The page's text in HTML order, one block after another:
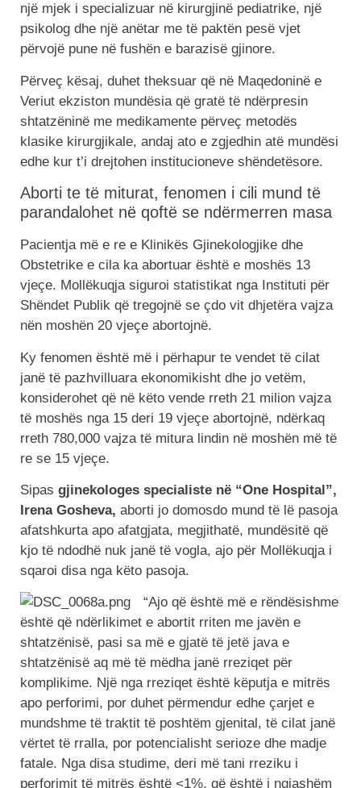
një mjek i specializuar në kirurgjinë pediatrike, një
psikolog dhe një anëtar me të paktën pesë vjet
përvojë pune në fushën e barazisë gjinore.
Përveç kësaj, duhet theksuar që në Maqedoninë e
Veriut ekziston mundësia që gratë të ndërpresin
shtatzëninë me medikamente përveç metodës
klasike kirurgjikale, andaj ato e zgjedhin atë mundësi
edhe kur t’i drejtohen institucioneve shëndetësore.
Aborti te të miturat, fenomen i cili mund të
parandalohet në qoftë se ndërmerren masa
Pacientja më e re e Klinikës Gjinekologjike dhe
Obstetrike e cila ka abortuar është e moshës 13
vjeçe. Mollëkuqja siguroi statistikat nga Instituti për
Shëndet Publik që tregojnë se çdo vit dhjetëra vajza
nën moshën 20 vjeçe abortojnë.
Ky fenomen është më i përhapur te vendet të cilat
janë të pazhvilluara ekonomikisht dhe jo vetëm,
konsiderohet që në këto vende rreth 21 milion vajza
të moshës nga 15 deri 19 vjeçe abortojnë, ndërkaq
rreth 780,000 vajza të mitura lindin në moshën më të
re se 15 vjeçe.
Sipas gjinekologes specialiste në “One Hospital”,
Irena Gosheva, aborti jo domosdo mund të lë pasoja
afatshkurta apo afatgjata, megjithatë, mundësitë që
kjo të ndodhë nuk janë të vogla, ajo për Mollëkuqja i
sqaroi disa nga këto pasoja.
“Ajo që është më e rëndësishme
është që ndërlikimet e abortit rriten me javën e
shtatzënisë, pasi sa më e gjatë të jetë java e
shtatzënisë aq më të mëdha janë rreziqet për
komplikime. Një nga rreziqet është këputja e mitrës
apo perforimi, por duhet përmendur edhe çarjet e
mundshme të traktit të poshtëm gjenital, të cilat janë
vërtet të rralla, por potencialisht serioze dhe madje
fatale. Nga disa studime, deri më tani rreziku i
perforimit të mitrës është <1%, që është i ngjashëm